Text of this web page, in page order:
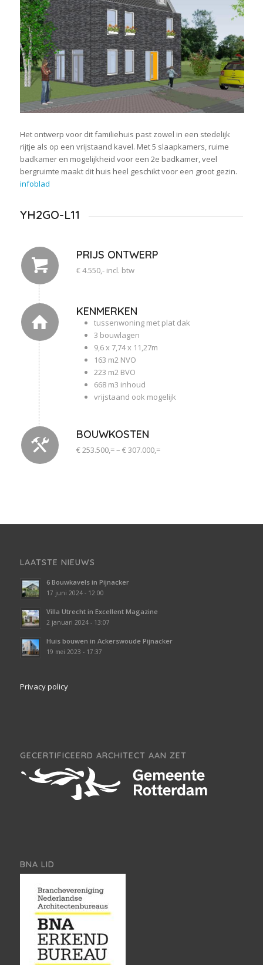
Het ontwerp voor dit familiehuis past zowel in een stedelijk
rijtje als op een vrijstaand kavel. Met 5 slaapkamers, ruime
badkamer en mogelijkheid voor een 2e badkamer, veel
bergruimte maakt dit huis heel geschikt voor een groot gezin.
infoblad
YH2GO-L11
PRIJS ONTWERP
€ 4.550,- incl. btw
KENMERKEN
tussenwoning met plat dak
3 bouwlagen
9,6 x 7,74 x 11,27m
163 m2 NVO
223 m2 BVO
668 m3 inhoud
vrijstaand ook mogelijk
BOUWKOSTEN
€ 253.500,= – € 307.000,=
LAATSTE NIEUWS
6 Bouwkavels in Pijnacker
17 juni 2024 - 12:00
Villa Utrecht in Excellent Magazine
2 januari 2024 - 13:07
Huis bouwen in Ackerswoude Pijnacker
19 mei 2023 - 17:37
Privacy policy
GECERTIFICEERD ARCHITECT AAN ZET
BNA LID